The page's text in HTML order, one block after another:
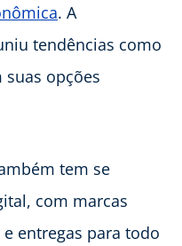
. A
tendências como
suas opções
tem se
com marcas
entregas para todo